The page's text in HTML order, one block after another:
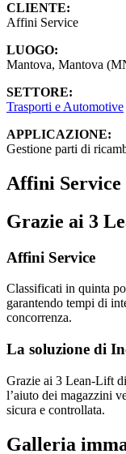
CLIENTE:
Affini Service
LUOGO:
Mantova, Mantova
SETTORE:
Trasporti e Automotive
APPLICAZIONE:
Gestione parti di
Affini Service
Grazie ai 3
Affini Service
Classificati in quinta
garantendo tempi di
concorrenza.
La soluzione di
Grazie ai 3 Lean-Lift
l’aiuto dei magazzini
sicura e controllata.
Galleria